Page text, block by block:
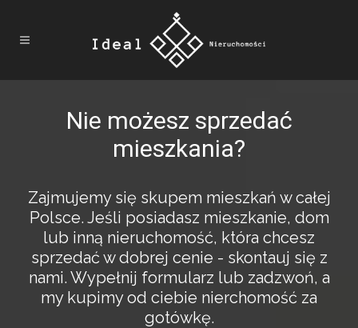
Nie możesz sprzedać
mieszkania?
Zajmujemy się skupem mieszkań w całej
Polsce. Jeśli posiadasz mieszkanie, dom
lub inną nieruchomość, która chcesz
sprzedać w dobrej cenie - skontauj się z
nami. Wypełnij formularz lub zadzwoń, a
my kupimy od ciebie nierchomość za
gotówkę.